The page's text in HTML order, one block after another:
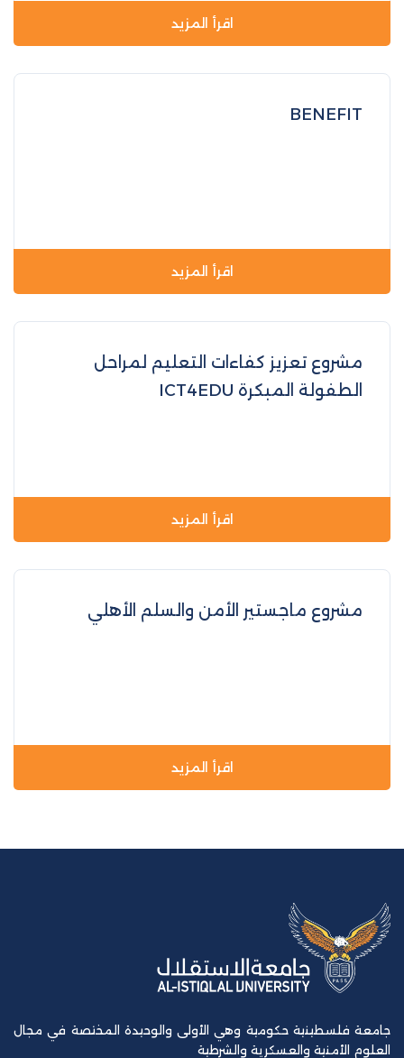
اقرأ المزيد
BENEFIT
اقرأ المزيد
مشروع تعزيز كفاءات التعليم لمراحل
الطفولة المبكرة ICT4EDU
اقرأ المزيد
مشروع ماجستير الأمن والسلم الأهلي
اقرأ المزيد
جامعة فلسطينية حكومية وهي الأولى والوحيدة المختصة في مجال
العلوم الأمنية والعسكرية والشرطية